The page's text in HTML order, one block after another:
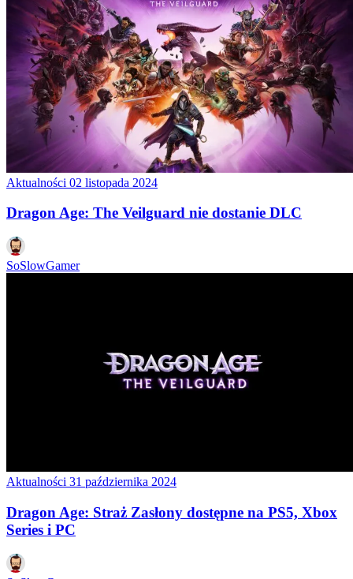
Aktualności 02 listopada 2024
Dragon Age: The Veilguard nie dostanie DLC
SoSlowGamer
Aktualności 31 października 2024
Dragon Age: Straż Zasłony dostępne na PS5, Xbox
Series i PC